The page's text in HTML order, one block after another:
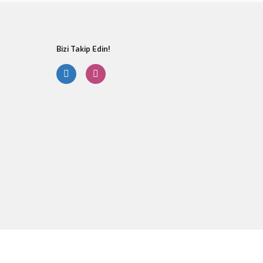
Bizi Takip Edin!